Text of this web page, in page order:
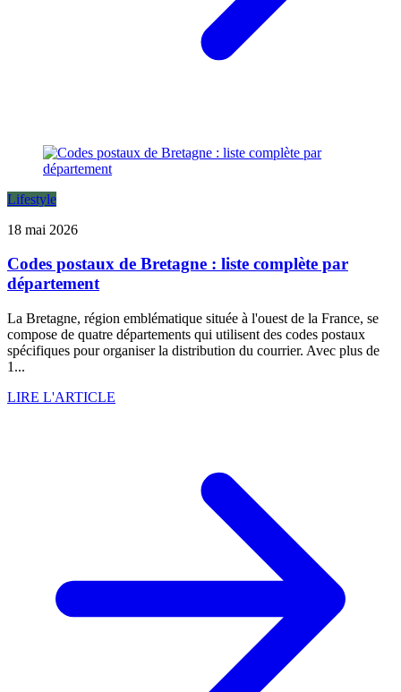
Lifestyle
18 mai 2026
Codes postaux de Bretagne : liste complète par
département
La Bretagne, région emblématique située à l'ouest de la France, se
compose de quatre départements qui utilisent des codes postaux
spécifiques pour organiser la distribution du courrier. Avec plus de
1...
LIRE L'ARTICLE